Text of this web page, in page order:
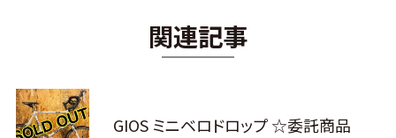
関連記事
GIOS ミニベロドロップ ☆委託商品